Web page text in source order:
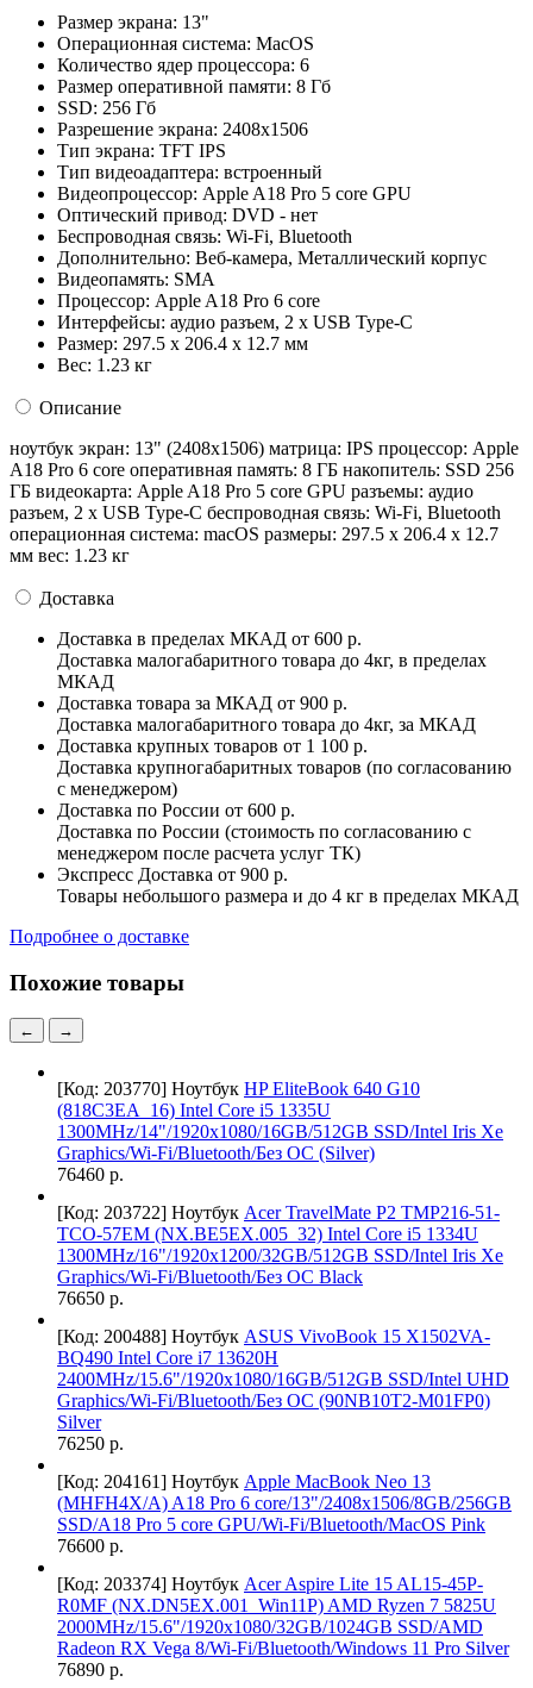
Размер экрана: 13"
Операционная система: MacOS
Количество ядер процессора: 6
Размер оперативной памяти: 8 Гб
SSD: 256 Гб
Разрешение экрана: 2408x1506
Тип экрана: TFT IPS
Тип видеоадаптера: встроенный
Видеопроцессор: Apple A18 Pro 5 core GPU
Оптический привод: DVD - нет
Беспроводная связь: Wi-Fi, Bluetooth
Дополнительно: Веб-камера, Металлический корпус
Видеопамять: SMA
Процессор: Apple A18 Pro 6 core
Интерфейсы: аудио разъем, 2 x USB Type-C
Размер: 297.5 x 206.4 x 12.7 мм
Вес: 1.23 кг
Описание
ноутбук экран: 13" (2408x1506) матрица: IPS процессор: Apple
A18 Pro 6 core оперативная память: 8 ГБ накопитель: SSD 256
ГБ видеокарта: Apple A18 Pro 5 core GPU разъемы: аудио
разъем, 2 x USB Type-C беспроводная связь: Wi-Fi, Bluetooth
операционная система: macOS pазмеры: 297.5 x 206.4 x 12.7
мм вес: 1.23 кг
Доставка
Доставка в пределах МКАД от 600 р.
Доставка малогабаритного товара до 4кг, в пределах
МКАД
Доставка товара за МКАД от 900 р.
Доставка малогабаритного товара до 4кг, за МКАД
Доставка крупных товаров от 1 100 р.
Доставка крупногабаритных товаров (по согласованию
с менеджером)
Доставка по России от 600 р.
Доставка по России (стоимость по согласованию с
менеджером после расчета услуг ТК)
Экспресс Доставка от 900 р.
Товары небольшого размера и до 4 кг в пределах МКАД
Подробнее о доставке
Похожие товары
← →
[Код: 203770] Ноутбук HP EliteBook 640 G10
(818C3EA_16) Intel Core i5 1335U
1300MHz/14"/1920х1080/16GB/512GB SSD/Intel Iris Xe
Graphics/Wi-Fi/Bluetooth/Без ОС (Silver)
76460 р.
[Код: 203722] Ноутбук Acer TravelMate P2 TMP216-51-
TCO-57EM (NX.BE5EX.005_32) Intel Core i5 1334U
1300MHz/16"/1920х1200/32GB/512GB SSD/Intel Iris Xe
Graphics/Wi-Fi/Bluetooth/Без ОС Black
76650 р.
[Код: 200488] Ноутбук ASUS VivoBook 15 X1502VA-
BQ490 Intel Core i7 13620H
2400MHz/15.6"/1920x1080/16GB/512GB SSD/Intel UHD
Graphics/Wi-Fi/Bluetooth/Без ОС (90NB10T2-M01FP0)
Silver
76250 р.
[Код: 204161] Ноутбук Apple MacBook Neo 13
(MHFH4X/A) A18 Pro 6 core/13"/2408x1506/8GB/256GB
SSD/A18 Pro 5 core GPU/Wi-Fi/Bluetooth/MacOS Pink
76600 р.
[Код: 203374] Ноутбук Acer Aspire Lite 15 AL15-45P-
R0MF (NX.DN5EX.001_Win11P) AMD Ryzen 7 5825U
2000MHz/15.6"/1920x1080/32GB/1024GB SSD/AMD
Radeon RX Vega 8/Wi-Fi/Bluetooth/Windows 11 Pro Silver
76890 р.